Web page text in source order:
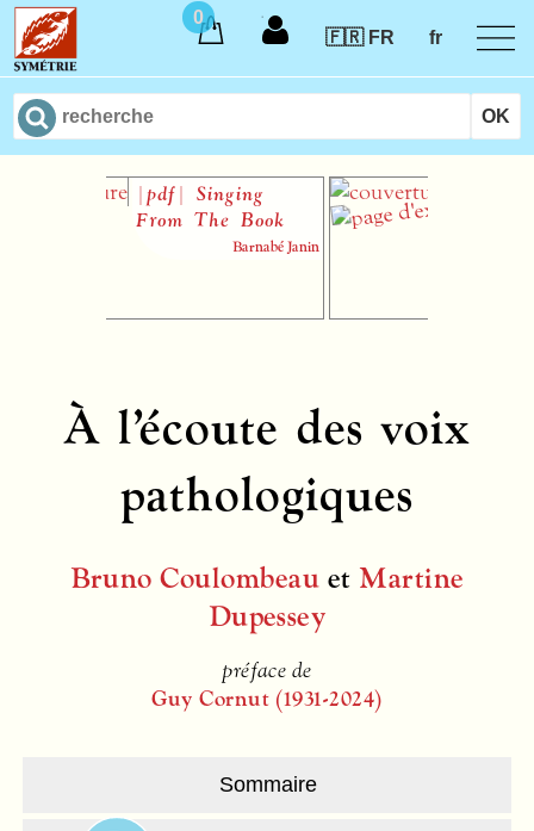
0
🇫🇷 FR
fr
|pdf| Singing
From The Book
Barnabé Janin
L’Art de bien
chanter :
À l’écoute des voix
pathologiques
Bruno Coulombeau et Martine
Dupessey
préface de
Guy Cornut (1931-2024)
Sommaire